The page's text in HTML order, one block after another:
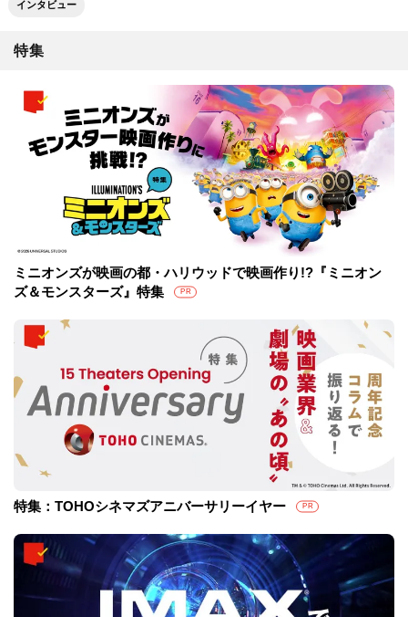
インタビュー
特集
ミニオンズが映画の都・ハリウッドで映画作り!?『ミニオン
ズ＆モンスターズ』特集
PR
特集：TOHOシネマズアニバーサリーイヤー PR